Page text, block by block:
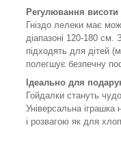
Регулювання висоти
Гніздо лелеки має
діапазоні 120-180 см.
підходять для дітей
полегшує безпечну
Ідеально для
Гойдалки стануть
Універсальна
і розвагою як для